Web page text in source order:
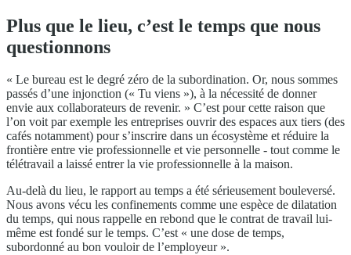
Plus que le lieu, c’est le temps que nous
questionnons
« Le bureau est le degré zéro de la subordination. Or, nous sommes
passés d’une injonction (« Tu viens »), à la nécessité de donner
envie aux collaborateurs de revenir. » C’est pour cette raison que
l’on voit par exemple les entreprises ouvrir des espaces aux tiers (des
cafés notamment) pour s’inscrire dans un écosystème et réduire la
frontière entre vie professionnelle et vie personnelle - tout comme le
télétravail a laissé entrer la vie professionnelle à la maison.
Au-delà du lieu, le rapport au temps a été sérieusement bouleversé.
Nous avons vécu les confinements comme une espèce de dilatation
du temps, qui nous rappelle en rebond que le contrat de travail lui-
même est fondé sur le temps. C’est « une dose de temps,
subordonné au bon vouloir de l’employeur ».